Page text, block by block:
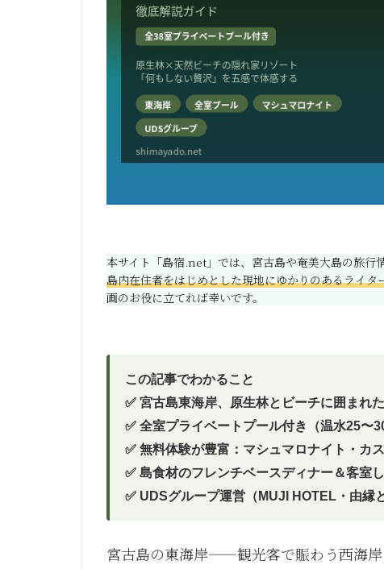
本サイト「島宿.net」では、宮古島や奄美大島の旅行
島内在住者をはじめとした現地にゆかりのあるライ
画のお役に立てれば幸いです。
この記事でわかること
✅ 宮古島東海岸、原生林とビーチに囲まれ
✅ 全室プライベートプール付き（温水25〜
✅ 無料体験が豊富：マシュマロナイト・カ
✅ 島食材のフレンチベースディナー＆客室
✅ UDSグループ運営（MUJI HOTEL・由縁
宮古島の東海岸——観光客で賑わう西海